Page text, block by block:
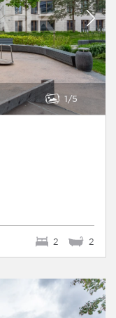
1 5
2 2